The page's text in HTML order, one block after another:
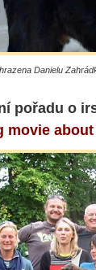
Danielu
pořadu o
movie